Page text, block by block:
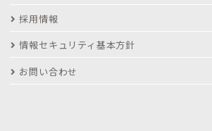
採用情報
情報セキュリティ基本方針
お問い合わせ